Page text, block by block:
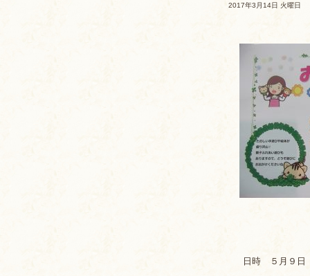
2017年3月14日 火曜日
日時 ５月９日